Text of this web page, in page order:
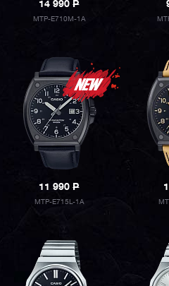
14 990P
MTP-E710M-1A
11 990P
MTP-E715L-1A